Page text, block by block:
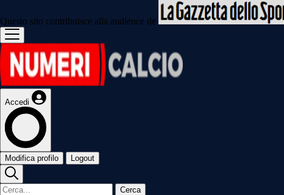
Questo sito contribuisce alla audience de
Accedi
Modifica profilo Logout
Cerca